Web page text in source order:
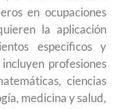
en ocupaciones
la aplicación
específicos y
profesiones
ciencias
medicina y salud,